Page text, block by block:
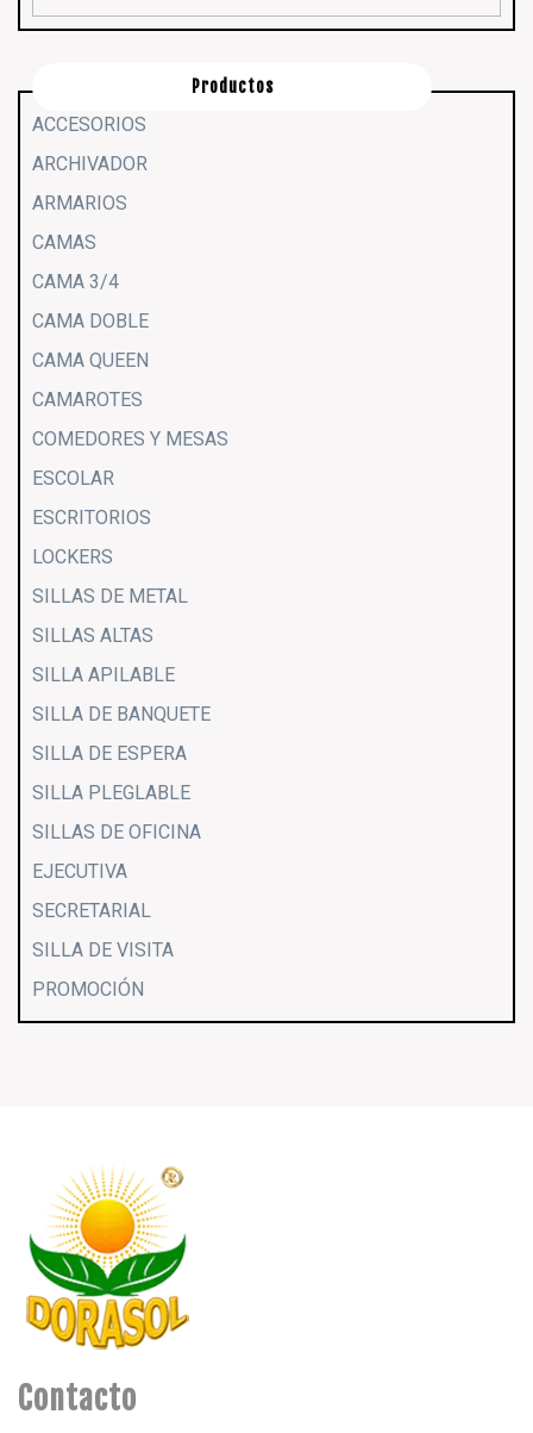
Productos
ACCESORIOS
ARCHIVADOR
ARMARIOS
CAMAS
CAMA 3/4
CAMA DOBLE
CAMA QUEEN
CAMAROTES
COMEDORES Y MESAS
ESCOLAR
ESCRITORIOS
LOCKERS
SILLAS DE METAL
SILLAS ALTAS
SILLA APILABLE
SILLA DE BANQUETE
SILLA DE ESPERA
SILLA PLEGLABLE
SILLAS DE OFICINA
EJECUTIVA
SECRETARIAL
SILLA DE VISITA
PROMOCIÓN
Contacto